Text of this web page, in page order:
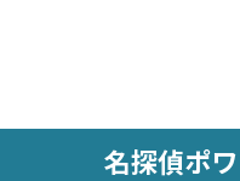
名探偵ポ